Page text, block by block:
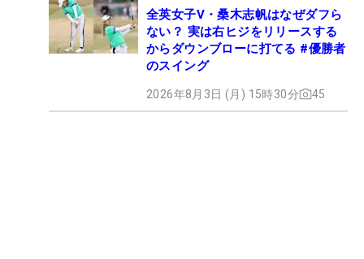
全英女子V・桑木志帆はなぜダフら
ない？ 実は右ヒジをリリースする
からダウンブローに打てる #優勝者
のスイング
2026年8月3日 (月) 15時30分 45